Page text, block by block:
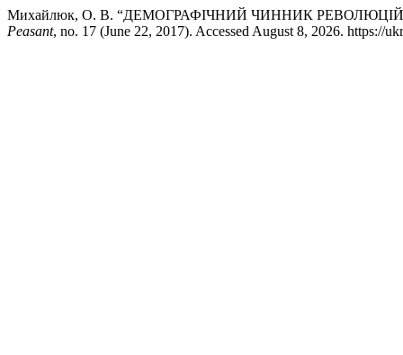
Михайлюк, О. В. “ДЕМОГРАФІЧНИЙ ЧИННИК
Peasant, no. 17 (June 22, 2017). Accessed August 8, 2026. https://